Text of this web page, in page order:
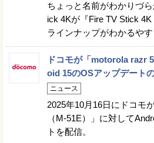
ちょっと名前がわかりづ
ick 4Kが『Fire TV Stick
ラインナップがわかるやす
ドコモが「motorola razr
oid 15のOSアップデート
ニュース
2025年10月16日にドコモ
（M-51E）」に対して
トを配信。